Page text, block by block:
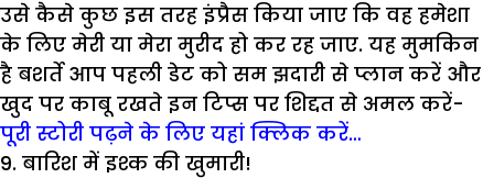
उसे कैसे कुछ इस तरह इंप्रैस किया जाए कि वह हमेशा
के लिए मेरी या मेरा मुरीद हो कर रह जाए. यह मुमकिन
है बशर्ते आप पहली डेट को सम झदारी से प्लान करें और
खुद पर काबू रखते इन टिप्स पर शिद्दत से अमल करें-
पूरी स्टोरी पढ़ने के लिए यहां क्लिक करें…
9. बारिश में इश्क की खुमारी!